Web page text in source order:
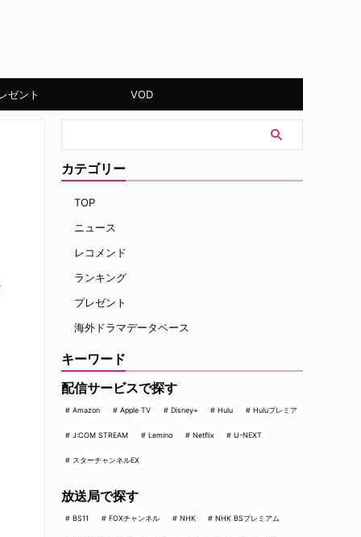
ゼント VOD
カテゴリー
TOP
ニュース
レコメンド
ランキング
プレゼント
海外ドラマデータベース
キーワード
配信サービスで探す
Amazon Apple TV Disney+ Hulu Huluプレミア
J:COM STREAM Lemino Netflix U-NEXT
スターチャンネルEX
放送局で探す
BS11 FOXチャンネル NHK NHK BSプレミアム